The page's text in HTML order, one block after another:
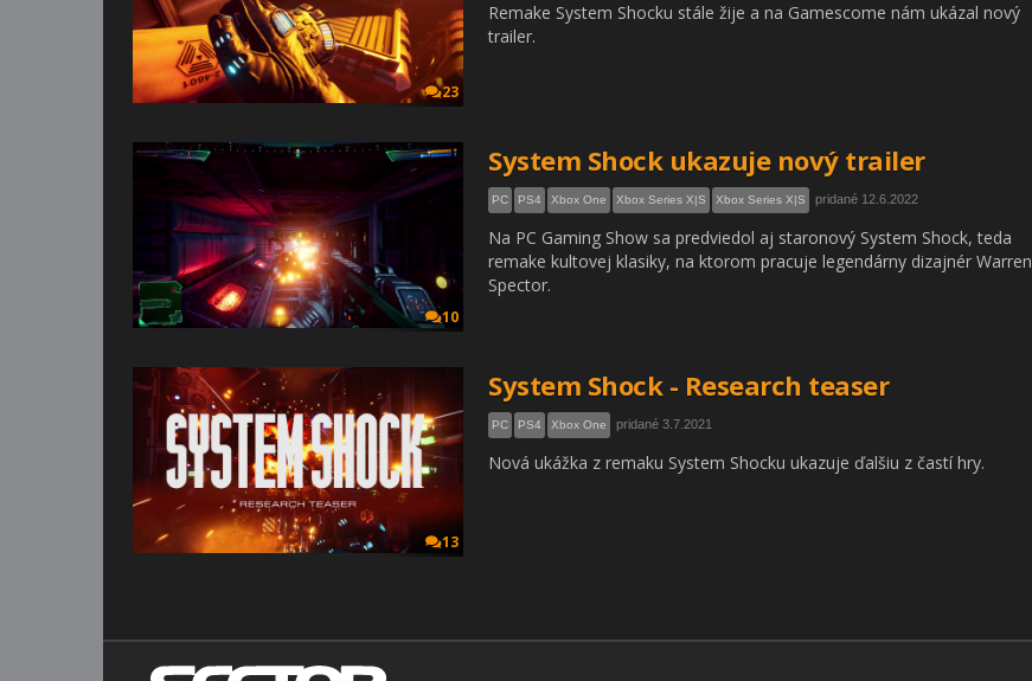
23
Remake System Shocku stále žije a na Gamescome nám ukázal nový
trailer.
10
System Shock ukazuje nový trailer
PC PS4 Xbox One Xbox Series X|S Xbox Series X|S pridané 12.6.2022
Na PC Gaming Show sa predviedol aj staronový System Shock, teda
remake kultovej klasiky, na ktorom pracuje legendárny dizajnér Warren
Spector.
13
System Shock - Research teaser
PC PS4 Xbox One pridané 3.7.2021
Nová ukážka z remaku System Shocku ukazuje ďalšiu z častí hry.